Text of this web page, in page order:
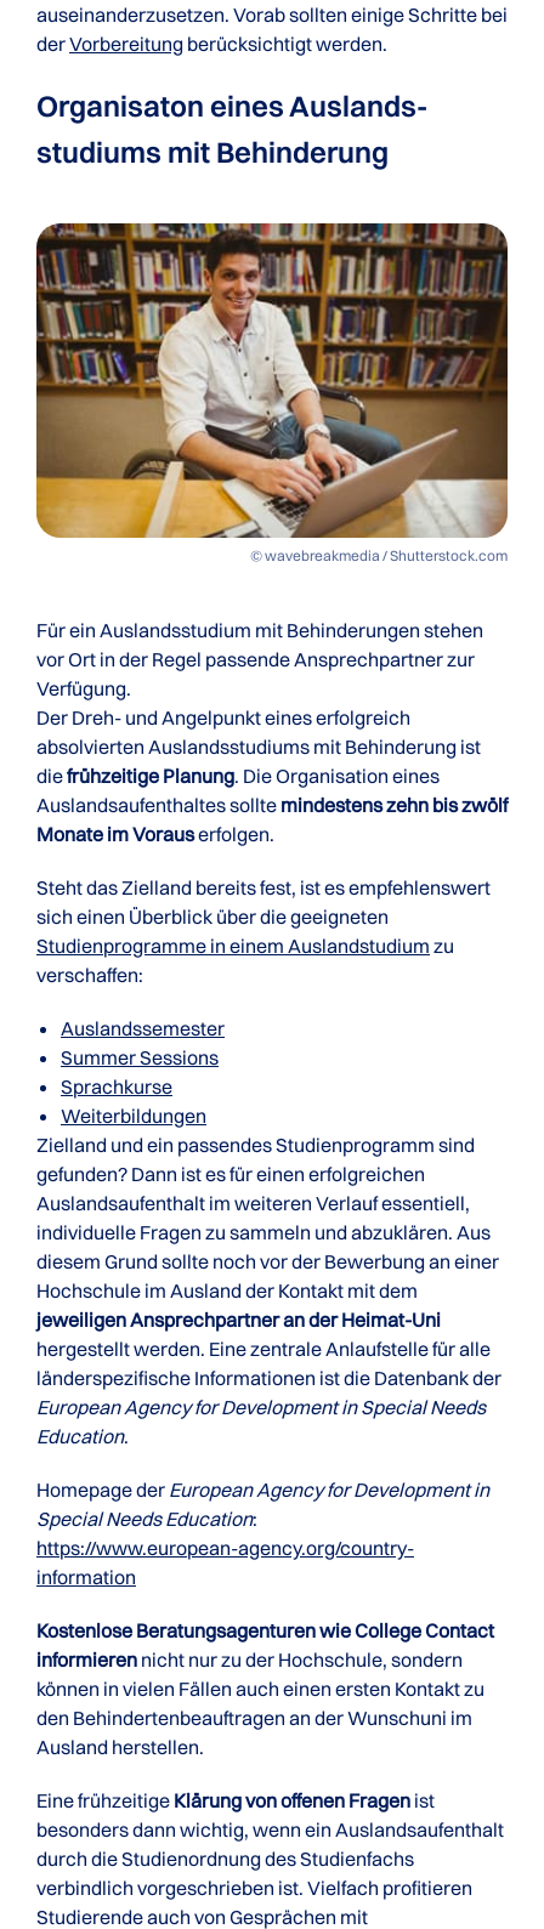
auseinanderzusetzen. Vorab sollten einige Schritte bei
derVorbereitung berücksichtigt werden.
Organisaton eines Auslands­
studiums mit Behinderung
© wavebreakmedia / Shutterstock.com
Für ein Auslandsstudium mit Behinderungen stehen
vor Ort in der Regel passende Ansprechpartner zur
Verfügung.
Der Dreh- und Angelpunkt eines erfolgreich
absolvierten Auslandsstudiums mit Behinderung ist
diefrühzeitige Planung. Die Organisation eines
Auslandsaufenthaltes sollte mindestens zehn bis zwölf
Monate im Vorauserfolgen.
Steht das Zielland bereits fest, ist es empfehlenswert
sich einen Überblick über die geeigneten
Studienprogramme in einem Auslandstudium zu
verschaffen:
Auslandssemester
Summer Sessions
Sprachkurse
Weiterbildungen
Zielland und ein passendes Studienprogramm sind
gefunden? Dann ist es für einen erfolgreichen
Auslandsaufenthalt im weiteren Verlauf essentiell,
individuelle Fragen zu sammeln und abzuklären. Aus
diesem Grund sollte noch vor der Bewerbung an einer
Hochschule im Ausland der Kontakt mit dem
jeweiligen Ansprechpartner an der Heimat-Uni
hergestellt werden. Eine zentrale Anlaufstelle für alle
länderspezifische Informationen ist die Datenbank der
European Agency for Development in Special Needs
Education.
Homepage der European Agency for Development in
Special Needs Education:
https://www.european-agency.org/country-
information
Kostenlose Beratungsagenturen wie College Contact
informieren nicht nur zu der Hochschule, sondern
können in vielen Fällen auch einen ersten Kontakt zu
den Behindertenbeauftragen an der Wunschuni im
Ausland herstellen.
Eine frühzeitige Klärung von offenen Fragen ist
besonders dann wichtig, wenn ein Auslandsaufenthalt
durch die Studienordnung des Studienfachs
verbindlich vorgeschrieben ist. Vielfach profitieren
Studierende auch von Gesprächen mit